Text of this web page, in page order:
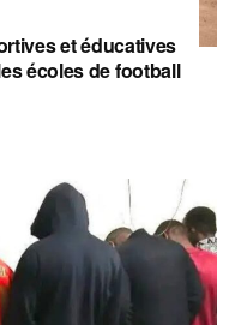
et éducatives
écoles de football